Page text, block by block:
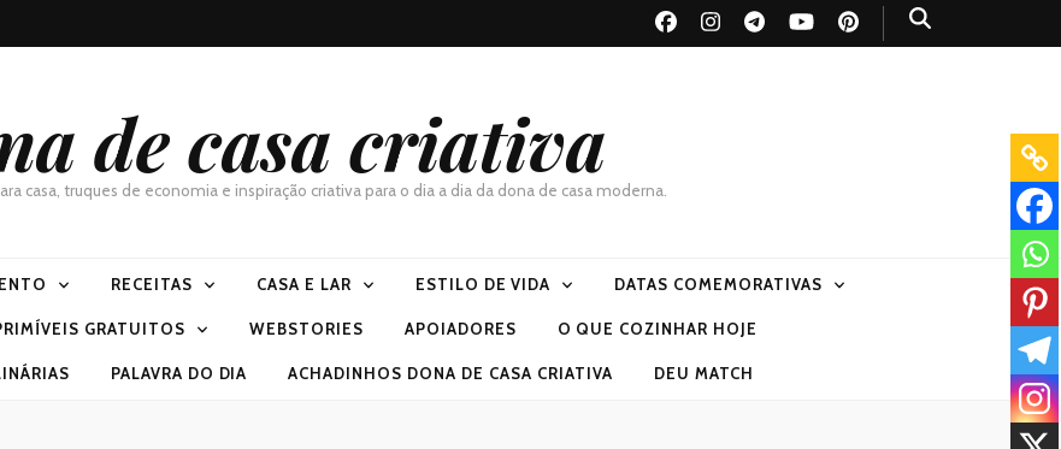
de casa criativa
casa, truques de economia e inspiração criativa para o dia a dia da dona de casa moderna.
RECEITAS CASA E LAR ESTILO DE VIDA DATAS COMEMORATIVAS
GRATUITOS WEBSTORIES APOIADORES O QUE COZINHAR HOJE
PALAVRA DO DIA ACHADINHOS DONA DE CASA CRIATIVA DEU MATCH